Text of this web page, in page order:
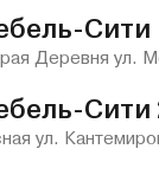
Сити
Деревня ул.
Сити
ул.